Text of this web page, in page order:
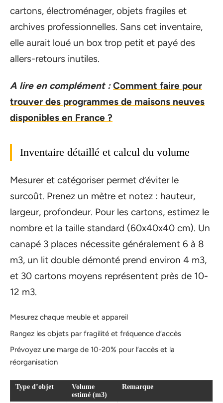
cartons, électroménager, objets fragiles et
archives professionnelles. Sans cet inventaire,
elle aurait loué un box trop petit et payé des
allers-retours inutiles.
A lire en complément : Comment faire pour
trouver des programmes de maisons neuves
disponibles en France ?
Inventaire détaillé et calcul du volume
Mesurer et catégoriser permet d’éviter le
surcoût. Prenez un mètre et notez : hauteur,
largeur, profondeur. Pour les cartons, estimez le
nombre et la taille standard (60x40x40 cm). Un
canapé 3 places nécessite généralement 6 à 8
m3, un lit double démonté prend environ 4 m3,
et 30 cartons moyens représentent près de 10-
12 m3.
Mesurez chaque meuble et appareil
Rangez les objets par fragilité et fréquence d’accès
Prévoyez une marge de 10-20% pour l’accès et la
réorganisation
Type d’objet
Volume
estimé (m3)
Remarque